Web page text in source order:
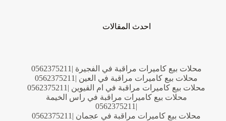
احدث المقالات
محلات بيع كاميرات مراقبة في الفجيرة |0562375211
محلات بيع كاميرات مراقبة في العين |0562375211
محلات بيع كاميرات مراقبة في ام القيوين |0562375211
محلات بيع كاميرات مراقبة في راس الخيمة
|0562375211
محلات بيع كاميرات مراقبة في عجمان |0562375211